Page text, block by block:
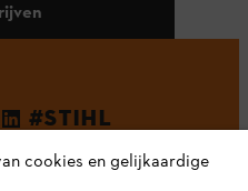
#STIHL
cookies en gelijkaardige